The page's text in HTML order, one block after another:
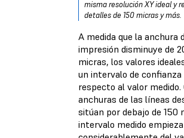
misma resolución XY ideal y
detalles de 150 micras y más.
A medida que la anchura
impresión disminuye de
micras, los valores
un intervalo de confianza
respecto al valor medido.
anchuras de las líneas
sitúan por debajo de 150
intervalo medido